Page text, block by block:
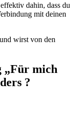
dahin, dass du
mit deinen
wirst von den
„Für mich
?